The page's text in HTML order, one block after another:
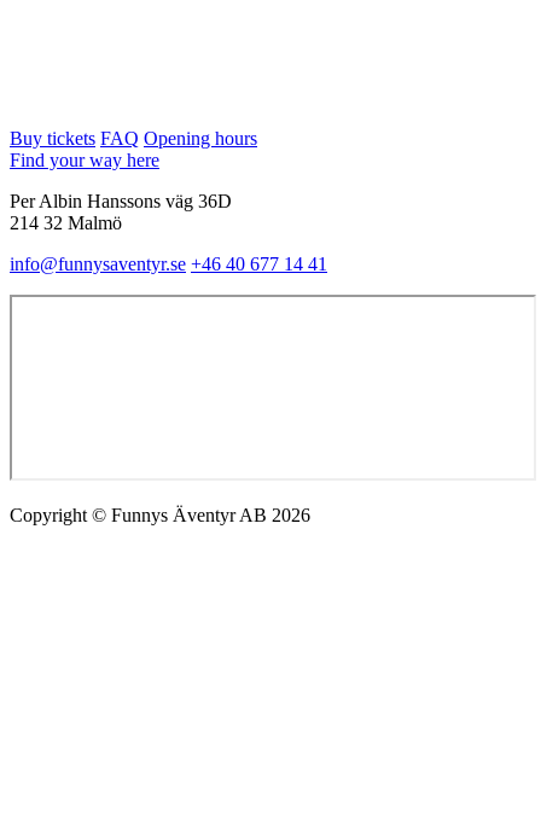
Buy tickets FAQ Opening hours
Find your way here
Per Albin Hanssons väg 36D
214 32 Malmö
info@funnysaventyr.se +46 40 677 14 41
Copyright © Funnys Äventyr AB 2026